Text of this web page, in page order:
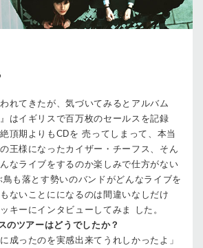
れてきたが、気づいてみるとアルバム
はイギリスで百万枚のセールスを記録
頂期よりもCDを 売ってしまって、本当
王様になったカイザー・チーフス、そん
なライブをするのか楽しみで仕方がない
も落とす勢いのバンドがどんなライブを
ないことにになるのは間違いなしだけ
キーにインタビューしてみま した。
のツアーはどうでしたか？
成ったのを実感出来てうれしかったよ」